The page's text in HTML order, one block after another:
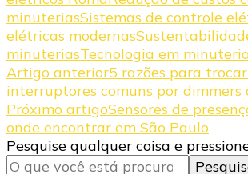
minuteriasSistemas de controle
elétricas modernas
minuteriasTecnologia em
Navegação
de
post
Artigo anterior5 razões para
interruptores comuns por dimmers
Próximo artigoSensores de
onde encontrar em São Paulo
Procurando
algo?
Pesquise qualquer coisa e